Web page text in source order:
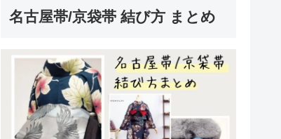
名古屋帯/京袋帯 結び方 まとめ